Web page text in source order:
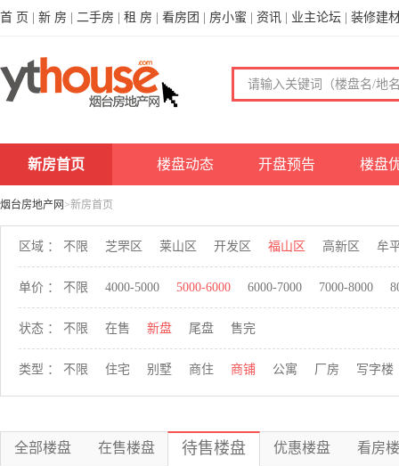
首 页 新 房 二手房 租 房 看房团 房小蜜 资讯 业主论坛 装修建
新房首页 楼盘动态 开盘预告 楼盘
烟台房地产网 >新房首页
区域 ： 不限 芝罘区 莱山区 开发区 福山区 高新区 牟
单价 ： 不限 4000-5000 5000-6000 6000-7000 7000-8000
状态 ： 不限 在售 新盘 尾盘 售完
类型 ： 不限 住宅 别墅 商住 商铺 公寓 厂房 写字楼
全部楼盘 在售楼盘 待售楼盘 优惠楼盘 看房